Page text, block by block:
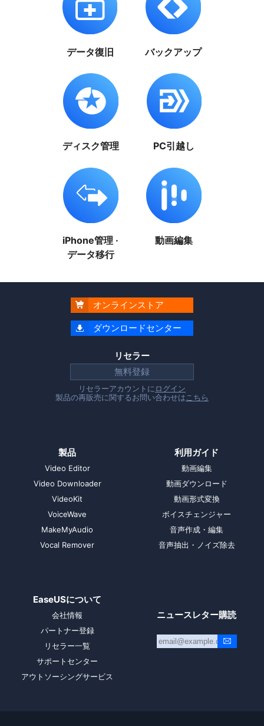
データ復旧 バックアップ
ディスク管理 PC引越し
iPhone管理 ·
データ移行
動画編集
 オンラインストア
 ダウンロードセンター
リセラー
無料登録
リセラーアカウントに ログイン
製品の再販売に関するお問い合わせは こちら
製品
Video Editor
Video Downloader
VideoKit
VoiceWave
MakeMyAudio
Vocal Remover
利用ガイド
動画編集
動画ダウンロード
動画形式変換
ボイスチェンジャー
音声作成・編集
音声抽出・ノイズ除去
EaseUSについて
会社情報
パートナー登録
リセラー一覧
サポートセンター
アウトソーシングサービス
ニュースレター購読